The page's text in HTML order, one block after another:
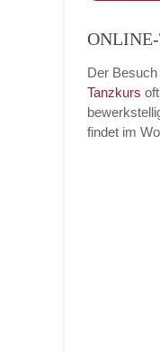
Der
Tanzkurs
findet im